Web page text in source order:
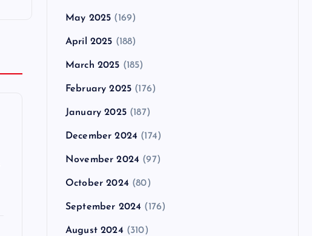
May 2025 (169)
April 2025 (188)
March 2025 (185)
February 2025 (176)
January 2025(187)
December 2024 (174)
November 2024 (97)
October 2024 (80)
September 2024 (176)
August 2024 (310)